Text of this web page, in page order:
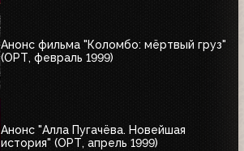
Анонс фильма "Коломбо: мёртвый груз"
(ОРТ, февраль 1999)
Анонс "Алла Пугачёва. Новейшая
история" (ОРТ, апрель 1999)